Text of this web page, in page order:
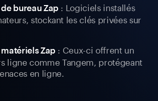
bureau Zap: Logiciels installés
stockant les clés privées sur
Zap: Ceux-ci offrent un
ligne comme Tangem, protégeant
en ligne.